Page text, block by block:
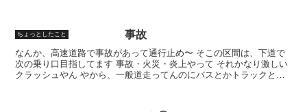
ちょっとしたこと 事故
なんか、高速道路で事故があって通行止め〜 そこの区間は、下道で
次の乗り口目指してます 事故・火災・炎上やって それかなり激しい
クラッシュやん やから、一般道走ってんのにバスとかトラックとか